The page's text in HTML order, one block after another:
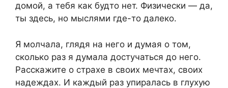
домой, а тебя как будто нет. Физически — да,
ты здесь, но мыслями где-то далеко.
Я молчала, глядя на него и думая о том,
сколько раз я думала достучаться до него.
Расскажите о страхе в своих мечтах, своих
надеждах. И каждый раз упиралась в глухую